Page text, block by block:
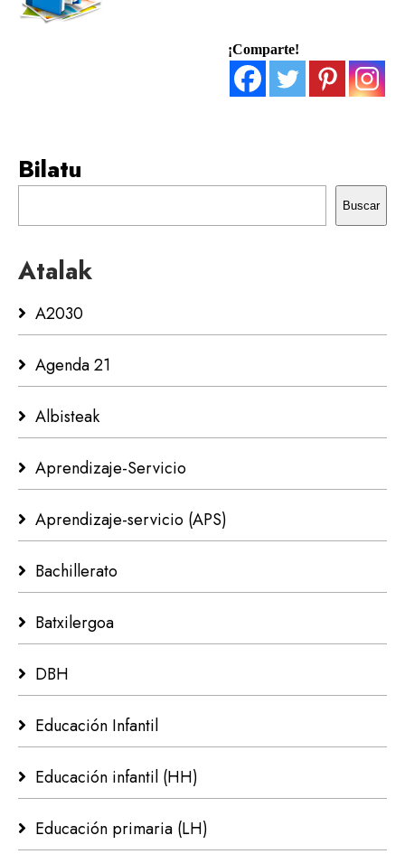
¡Comparte!
Bilatu
Buscar
Atalak
A2030
Agenda 21
Albisteak
Aprendizaje-Servicio
Aprendizaje-servicio (APS)
Bachillerato
Batxilergoa
DBH
Educación Infantil
Educación infantil (HH)
Educación primaria (LH)